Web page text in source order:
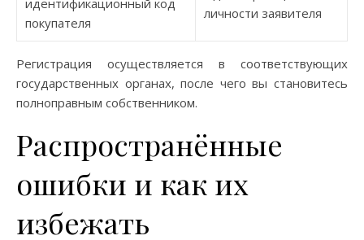
идентификационный код
покупателя
личности заявителя
Регистрация осуществляется в соответствующих
государственных органах, после чего вы становитесь
полноправным собственником.
Распространённые
ошибки и как их
избежать